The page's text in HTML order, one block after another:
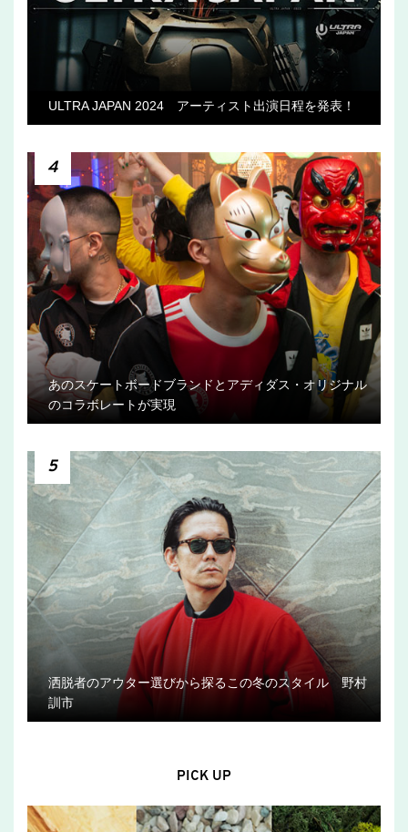
ULTRA JAPAN 2024 アーティスト出演日程を発表！
4
あのスケートボードブランドとアディダス・オリジナル
のコラボレートが実現
5
洒脱者のアウター選びから探るこの冬のスタイル 野村
訓市
PICK UP